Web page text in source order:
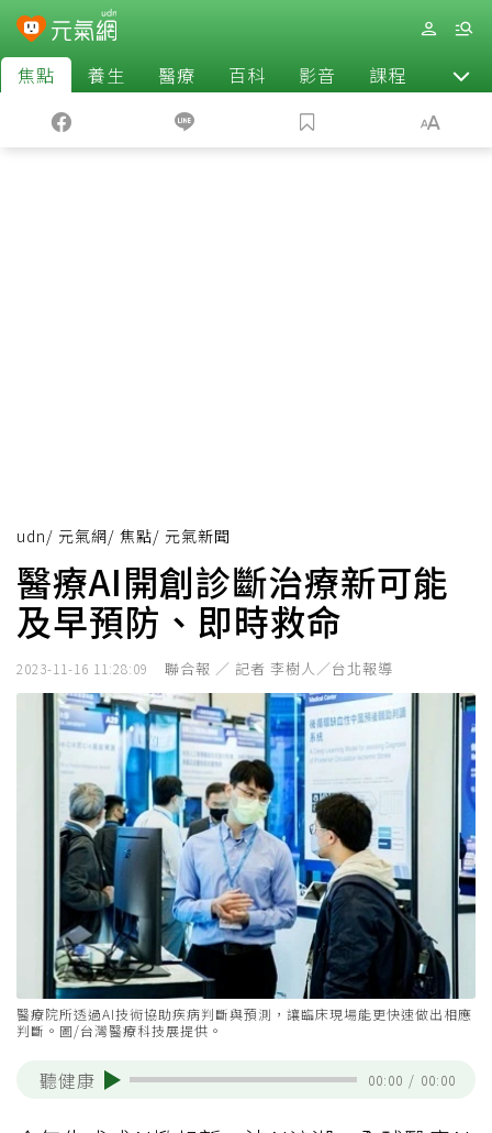
焦點 養生 醫療 百科 影音 課程 退休
udn/ 元氣網/ 焦點/ 元氣新聞
醫療AI開創診斷治療新可能
及早預防、即時救命
2023-11-16 11:28:09 聯合報 ／ 記者 李樹人／台北報導
醫療院所透過AI技術協助疾病判斷與預測，讓臨床現場能更快速做出相應
判斷。圖/台灣醫療科技展提供。
聽健康 00:00 / 00:00